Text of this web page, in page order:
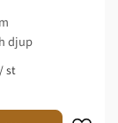
djup
/st